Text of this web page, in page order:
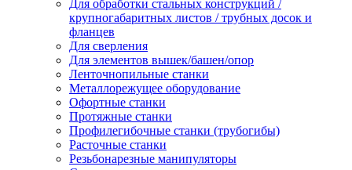
Для обработки стальных конструкций /
крупногабаритных листов / трубных досок и
фланцев
Для сверления
Для элементов вышек/башен/опор
Ленточнопильные станки
Металлорежущее оборудование
Офортные станки
Протяжные станки
Профилегибочные станки (трубогибы)
Расточные станки
Резьбонарезные манипуляторы